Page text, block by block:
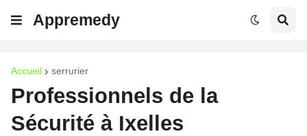
Appremedy
Accueil serrurier
Professionnels de la
Sécurité à Ixelles